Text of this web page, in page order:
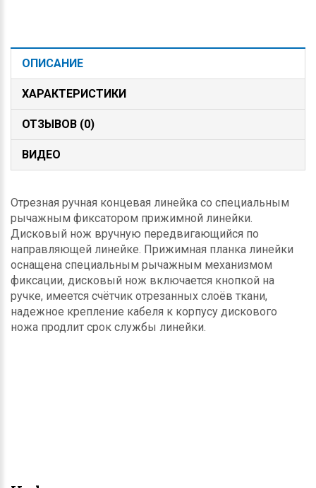
ОПИСАНИЕ
ХАРАКТЕРИСТИКИ
ОТЗЫВОВ (0)
ВИДЕО
Отрезная ручная концевая линейка со специальным
рычажным фиксатором прижимной линейки.
Дисковый нож вручную передвигающийся по
направляющей линейке. Прижимная планка линейки
оснащена специальным рычажным механизмом
фиксации, дисковый нож включается кнопкой на
ручке, имеется счётчик отрезанных слоёв ткани,
надежное крепление кабеля к корпусу дискового
ножа продлит срок службы линейки.